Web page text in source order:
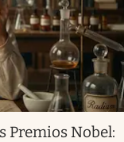
Premios Nobel: